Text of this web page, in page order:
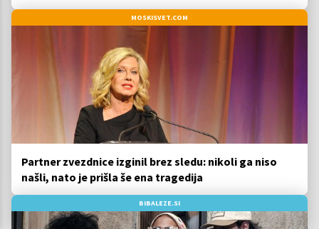
MOSKISVET.COM
Partner zvezdnice izginil brez sledu: nikoli ga niso
našli, nato je prišla še ena tragedija
BIBALEZE.SI